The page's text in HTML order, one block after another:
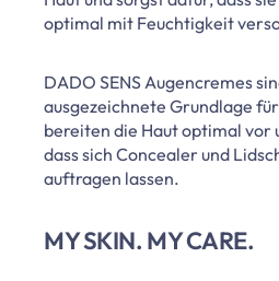
optimal mit Feuchtigkeit
DADO SENS Augencremes
ausgezeichnete Grundlage
bereiten die Haut optimal vor
dass sich Concealer und
auftragen lassen.
MY SKIN. MY CARE.